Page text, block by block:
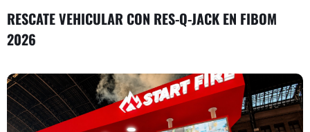
RESCATE VEHICULAR CON RES-Q-JACK EN FIBOM
2026